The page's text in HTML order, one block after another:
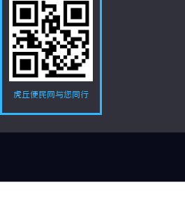
虎丘便民网与您同行